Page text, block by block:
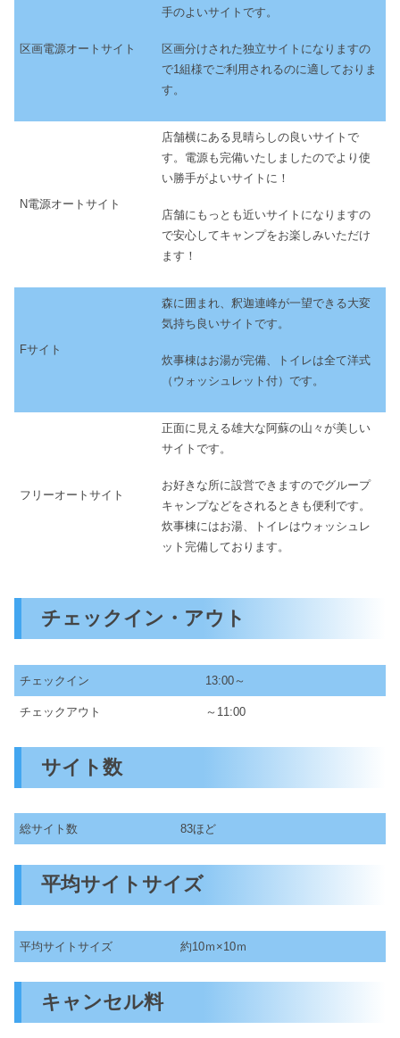
区画電源オートサイト
手のよいサイトです。
区画分けされた独立サイトになりますの
で1組様でご利用されるのに適しておりま
す。
N電源オートサイト
店舗横にある見晴らしの良いサイトで
す。電源も完備いたしましたのでより使
い勝手がよいサイトに！
店舗にもっとも近いサイトになりますの
で安心してキャンプをお楽しみいただけ
ます！
Fサイト
森に囲まれ、釈迦連峰が一望できる大変
気持ち良いサイトです。
炊事棟はお湯が完備、トイレは全て洋式
（ウォッシュレット付）です。
フリーオートサイト
正面に見える雄大な阿蘇の山々が美しい
サイトです。
お好きな所に設営できますのでグループ
キャンプなどをされるときも便利です。
炊事棟にはお湯、トイレはウォッシュレ
ット完備しております。
チェックイン・アウト
チェックイン 13:00～
チェックアウト ～11:00
サイト数
総サイト数 83ほど
平均サイトサイズ
平均サイトサイズ 約10ｍ×10ｍ
キャンセル料